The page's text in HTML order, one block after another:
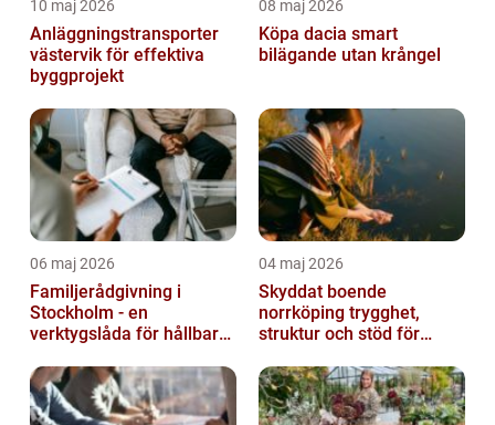
10 maj 2026
Anläggningstransporter
västervik för effektiva
byggprojekt
08 maj 2026
Köpa dacia smart
bilägande utan krångel
06 maj 2026
Familjerådgivning i
Stockholm - en
verktygslåda för hållbara
04 maj 2026
Skyddat boende
norrköping trygghet,
struktur och stöd för
situationer